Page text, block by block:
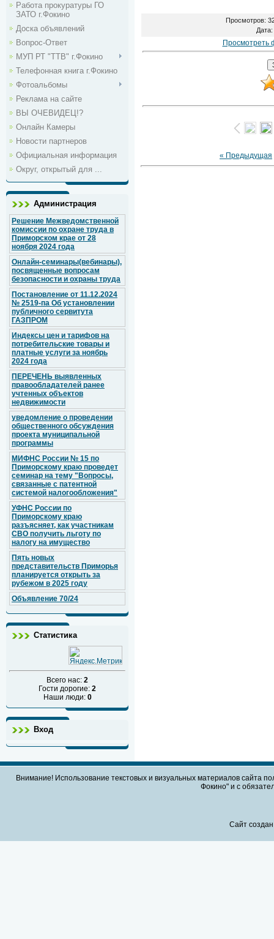
Работа прокуратуры ГО
ЗАТО г.Фокино
Доска объявлений
Вопрос-Ответ
МУП РТ "ТТВ" г.Фокино
Телефонная книга г.Фокино
Фотоальбомы
Реклама на сайте
ВЫ ОЧЕВИДЕЦ!?
Онлайн Камеры
Новости партнеров
Официальная информация
Округ, открытый для ...
Администрация
Решение Межведомственной
комиссии по охране труда в
Приморском крае от 28
ноября 2024 года
Онлайн-семинары(вебинары),
посвященные вопросам
безопасности и охраны труда
Постановление от 11.12.2024
№ 2519-па Об установлении
публичного сервитута
ГАЗПРОМ
Индексы цен и тарифов на
потребительские товары и
платные услуги за ноябрь
2024 года
ПЕРЕЧЕНЬ выявленных
правообладателей ранее
учтенных объектов
недвижимости
уведомление о проведении
общественного обсуждения
проекта муниципальной
программы
МИФНС России № 15 по
Приморскому краю проведет
семинар на тему "Вопросы,
связанные с патентной
системой налогообложения"
УФНС России по
Приморскому краю
разъясняет, как участникам
СВО получить льготу по
налогу на имущество
Пять новых
представительств Приморья
планируется открыть за
рубежом в 2025 году
Объявление 70/24
Статистика
Всего нас: 2
Гости дорогие: 2
Наши люди: 0
Вход
Просмотров:
Дата
Просмотреть
« Предыдущая
Внимание! Использование текстовых и визуальных материалов сайта
Фокино" и с
Сайт